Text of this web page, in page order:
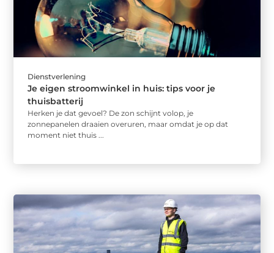
Dienstverlening
Je eigen stroomwinkel in huis: tips voor je
thuisbatterij
Herken je dat gevoel? De zon schijnt volop, je
zonnepanelen draaien overuren, maar omdat je op dat
moment niet thuis ...